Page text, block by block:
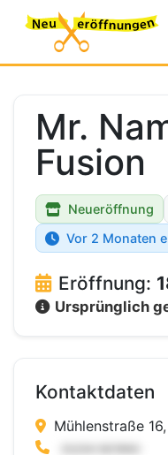
Mr.
Fusion
Neueröffnung
Vor 2 Monaten
Eröffnung:
Ursprünglich
Kontaktdaten
Mühlenstraße